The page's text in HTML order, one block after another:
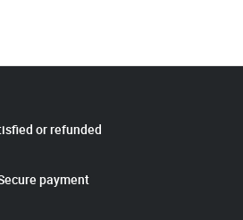
or refunded
payment